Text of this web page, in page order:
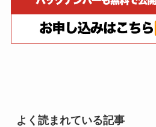
よく読まれている記事